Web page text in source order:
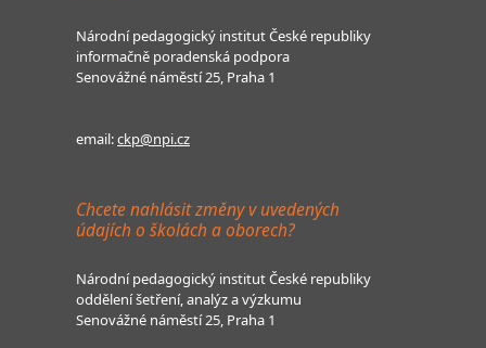
Národní pedagogický institut České republiky
informačně poradenská podpora
Senovážné náměstí 25, Praha 1
email:ckp@npi.cz
Chcete nahlásit změny v uvedených
údajích o školách a oborech?
Národní pedagogický institut České republiky
oddělení šetření, analýz a výzkumu
Senovážné náměstí 25, Praha 1